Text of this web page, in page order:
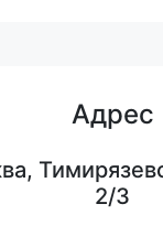
Адрес
2/3